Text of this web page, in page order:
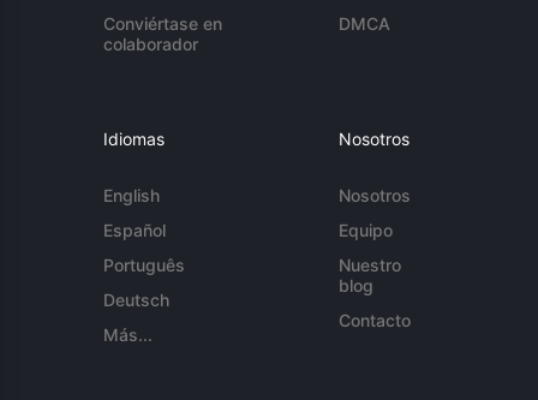
Conviértase en
colaborador
DMCA
Idiomas
English
Español
Português
Deutsch
Más...
Nosotros
Nosotros
Equipo
Nuestro
blog
Contacto